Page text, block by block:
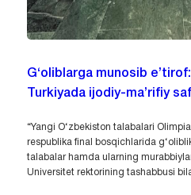
G‘oliblarga munosib
Turkiyada ijodiy-ma’rifiy
“Yangi O‘zbekiston talabalari
respublika final bosqichlarida
talabalar hamda ularning
Universitet rektorining tashabbusi